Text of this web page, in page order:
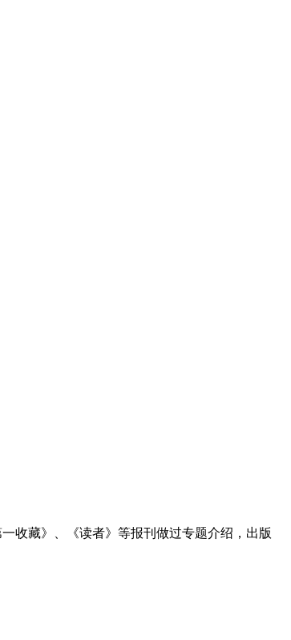
收藏》、《读者》等报刊做过专题介绍，出版